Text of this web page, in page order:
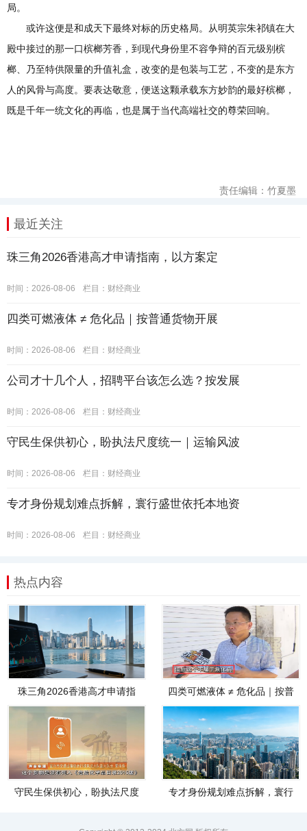
局。
或许这便是和成天下最终对标的历史格局。从明英宗朱祁镇在大
殿中接过的那一口槟榔芳香，到现代身份里不容争辩的百元级别槟
榔、乃至特供限量的升值礼盒，改变的是包装与工艺，不变的是东方
人的风骨与高度。要表达敬意，便送这颗承载东方妙韵的最好槟榔，
既是千年一统文化的再临，也是属于当代高端社交的尊荣回响。
责任编辑：竹夏墨
最近关注
珠三角2026香港高才申请指南，以方案定
时间：2026-08-06 栏目： 财经商业
四类可燃液体 ≠ 危化品｜按普通货物开展
时间：2026-08-06 栏目： 财经商业
公司才十几个人，招聘平台该怎么选？按发展
时间：2026-08-06 栏目： 财经商业
守民生保供初心，盼执法尺度统一｜运输风波
时间：2026-08-06 栏目： 财经商业
专才身份规划难点拆解，寰行盛世依托本地资
时间：2026-08-06 栏目： 财经商业
热点内容
珠三角2026香港高才申请指
四类可燃液体 ≠ 危化品｜按普
守民生保供初心，盼执法尺度
专才身份规划难点拆解，寰行